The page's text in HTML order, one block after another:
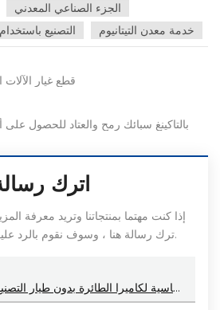
الجزء الصناعي المعدني
التصنيع
خدمة معدن التيتانيوم
قطع غيار الآلات
بالتاكينغ سبائك رمح والعتاد للحصول على
اترك
إذا كنت مهتما بمنتجاتنا وتريد معرفة
ترك رسالة هنا ، وسوف نقوم بالرد عليك في أقرب وقت ممكن.
أمثلة نحاسية لكاميرا الطائرة بدون طيار التصنيع الذكي للتصنيع الذكي